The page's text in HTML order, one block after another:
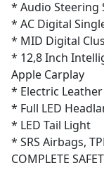
* Audio Steering
* AC Digital
* MID Digital
* 12,8 Inch
Apple Carplay
* Electric
* Full LED
* LED Tail Light
* SRS Airbags,
COMPLETE